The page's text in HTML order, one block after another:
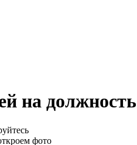
на
фото